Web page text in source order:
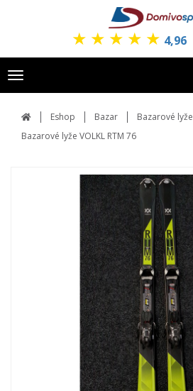
★ ★ ★ ★ ★ 4,96
Toggle
navigation
Eshop Bazar
Bazarové lyže
Bazarové lyže VOLKL RTM 76